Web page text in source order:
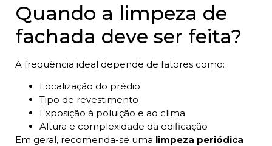
Quando a limpeza de
fachada deve ser feita?
A frequência ideal depende de fatores como:
Localização do prédio
Tipo de revestimento
Exposição à poluição e ao clima
Altura e complexidade da edificação
Em geral, recomenda-se uma limpeza periódica